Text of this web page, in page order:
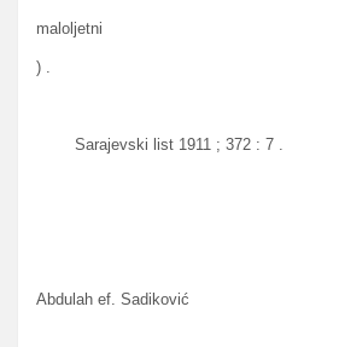
maloljetni
) .
Sarajevski list 1911 ; 372 : 7 .
Abdulah ef. Sadiković